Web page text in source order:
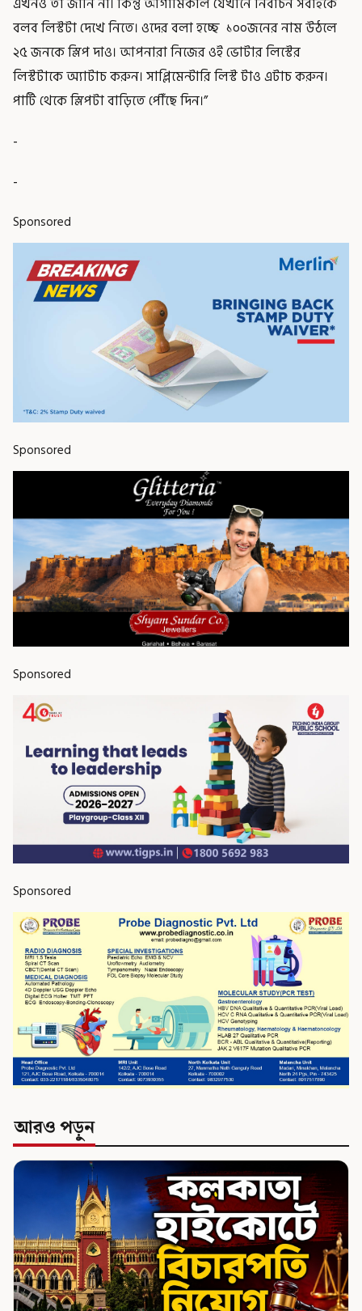
বলব লিস্টটা দেখে নিতে। ওদের বলা হচ্ছে ১০০জনের নাম উঠলে
২৫ জনকে স্লিপ দাও। আপনারা নিজের ওই ভোটার লিস্টের
লিস্টটাকে অ্যাটাচ করুন। সাপ্লিমেন্টারি লিস্ট টাও এটাচ করুন।
পার্টি থেকে স্লিপটা বাড়িতে পৌঁছে দিন।”
-
-
Sponsored
Sponsored
Sponsored
Sponsored
আরও পড়ুন